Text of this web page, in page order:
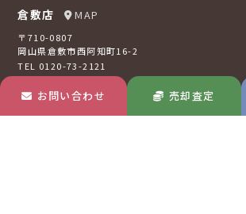
お問い合わせ 売却査定
倉敷店 MAP
〒710-0807
岡山県倉敷市西阿知町16-2
TEL 0120-73-2121